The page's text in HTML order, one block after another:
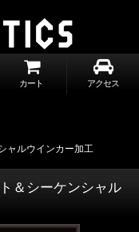
カート アクセス
ャルウインカー加工
＆シーケンシャル